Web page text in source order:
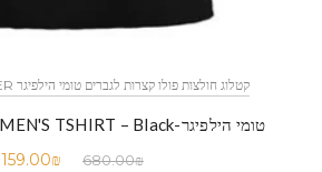
קטלוג חולצות פולו קצרות לגברים טומי הילפיגר TOMMY HILFIGER
טומי הילפיגר-TOMMY POLO MEN'S TSHIRT – Black
680.00₪
159.00₪